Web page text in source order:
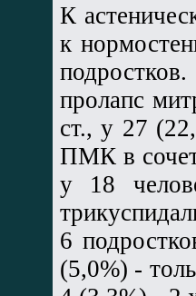
К
к
пролапс
ст., у 27
ПМК в
у 18
6
(5,0%) -